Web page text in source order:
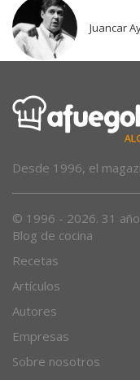
Juancar
Desde 1996, el
© 1996 - 2026. 31
Blog de cocina
Recetas
Artículos
Autores
Empresas
Sobre nosotros